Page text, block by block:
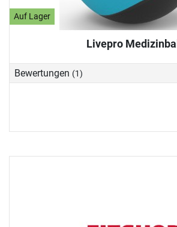
Auf Lager
Livepro Medizinball
Bewertungen (1)